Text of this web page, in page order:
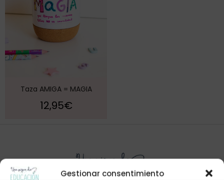
Gestionar consentimiento
Taza AMIGA = MAGIA
12,95€